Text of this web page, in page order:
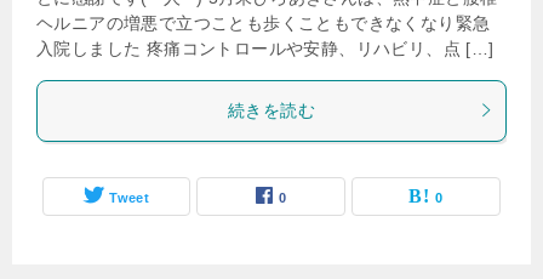
ヘルニアの増悪で立つことも歩くこともできなくなり緊急
入院しました 疼痛コントロールや安静、リハビリ、点 […]
続きを読む
Tweet 0 0